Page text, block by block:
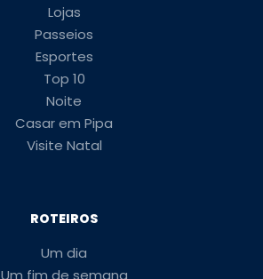
Lojas
Passeios
Esportes
Top 10
Noite
Casar em Pipa
Visite Natal
ROTEIROS
Um dia
Um fim de semana